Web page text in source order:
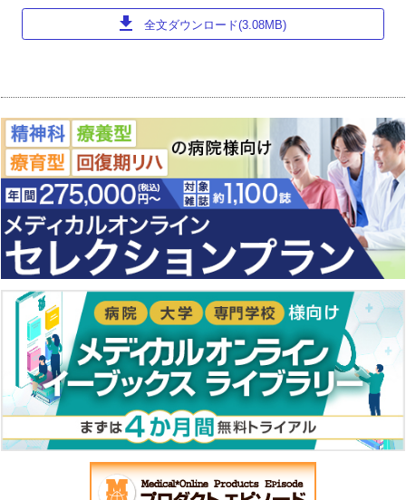
download 全文ダウンロード(3.08MB)